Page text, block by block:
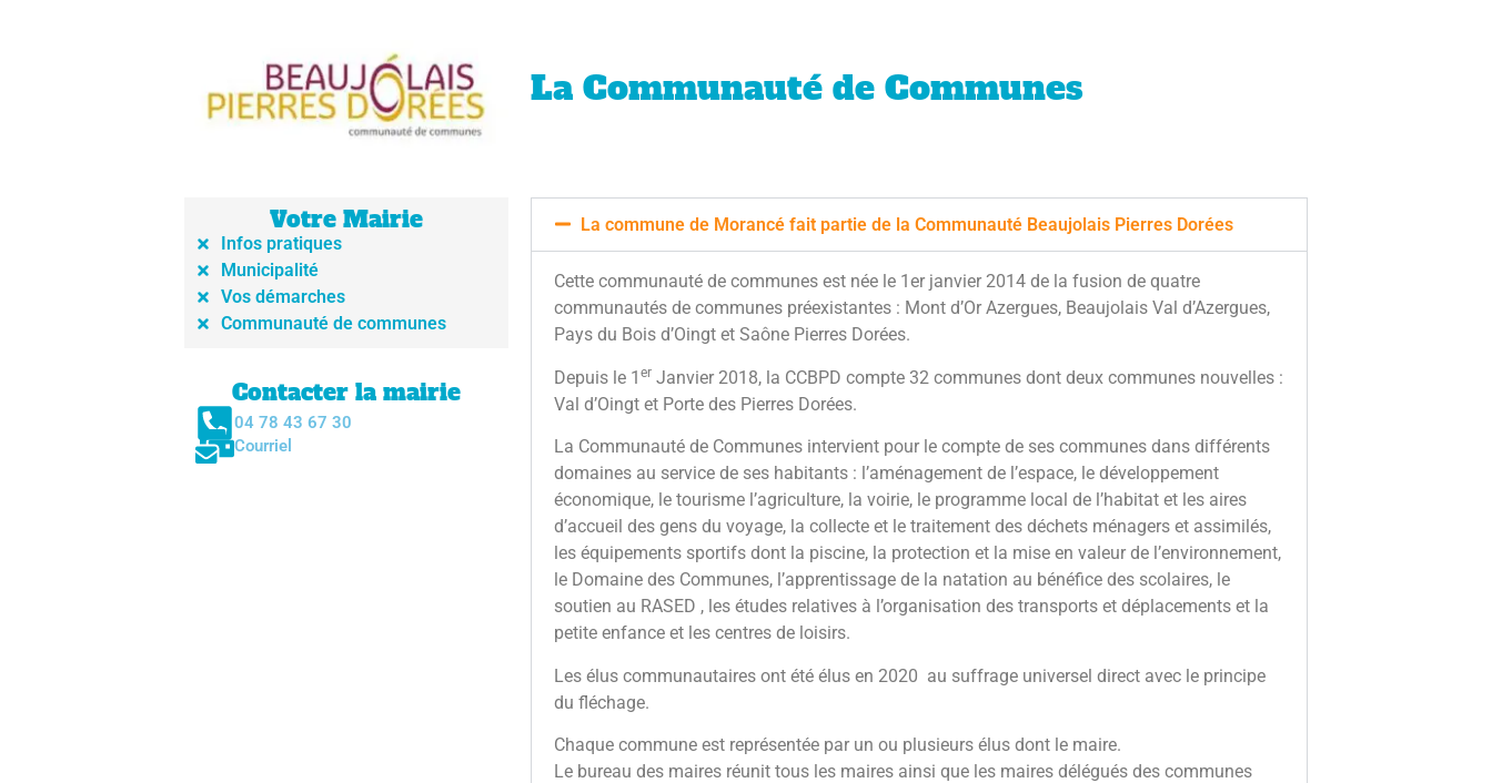
La Communauté de Communes
Votre Mairie
Infos pratiques
Municipalité
Vos démarches
Communauté de communes
Contacter la mairie
04 78 43 67 30
Courriel
La commune de Morancé fait partie de la Communauté Beaujolais Pierres Dorées
Cette communauté de communes est née le 1er janvier 2014 de la fusion de quatre
communautés de communes préexistantes : Mont d’Or Azergues, Beaujolais Val d’Azergues,
Pays du Bois d’Oingt et Saône Pierres Dorées.
Depuis le 1 er Janvier 2018, la CCBPD compte 32 communes dont deux communes nouvelles :
Val d’Oingt et Porte des Pierres Dorées.
La Communauté de Communes intervient pour le compte de ses communes dans différents
domaines au service de ses habitants : l’aménagement de l’espace, le développement
économique, le tourisme l’agriculture, la voirie, le programme local de l’habitat et les aires
d’accueil des gens du voyage, la collecte et le traitement des déchets ménagers et assimilés,
les équipements sportifs dont la piscine, la protection et la mise en valeur de l’environnement,
le Domaine des Communes, l’apprentissage de la natation au bénéfice des scolaires, le
soutien au RASED , les études relatives à l’organisation des transports et déplacements et la
petite enfance et les centres de loisirs.
Les élus communautaires ont été élus en 2020 au suffrage universel direct avec le principe
du fléchage.
Chaque commune est représentée par un ou plusieurs élus dont le maire.
Le bureau des maires réunit tous les maires ainsi que les maires délégués des communes